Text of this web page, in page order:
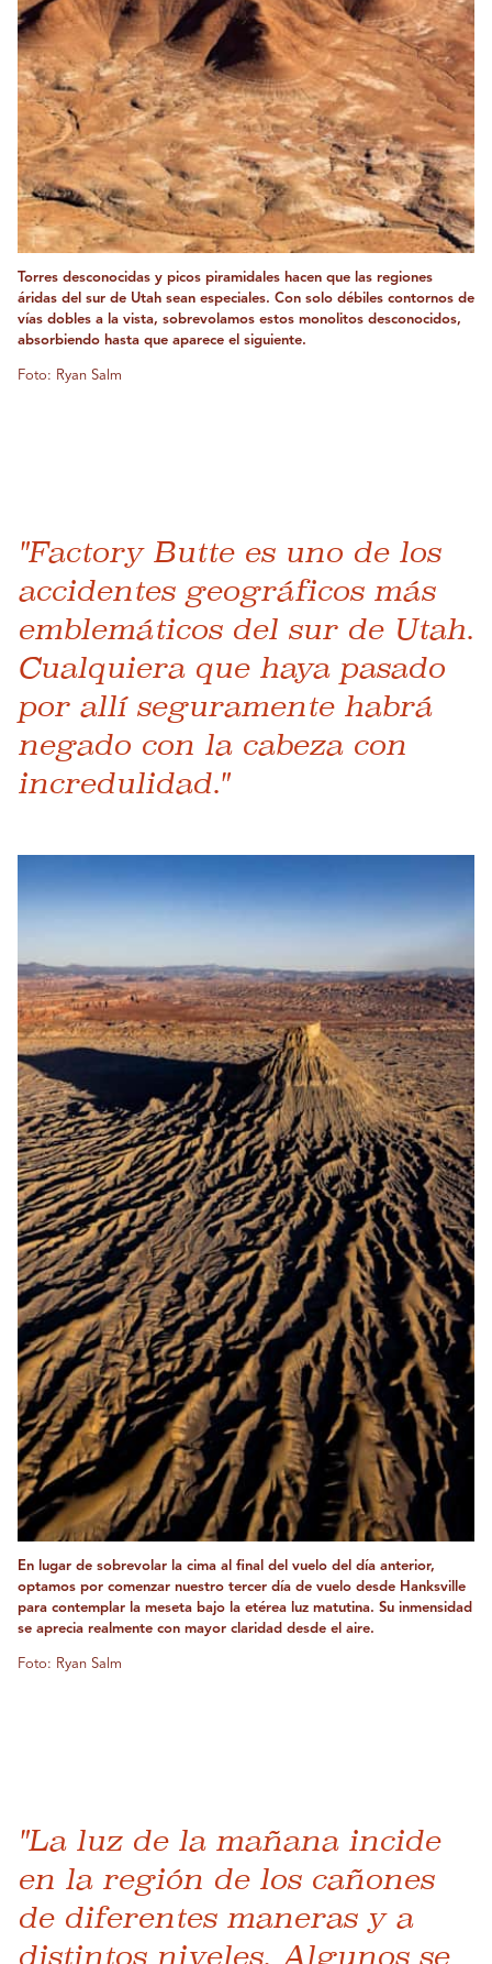
Torres desconocidas y picos piramidales hacen que las regiones
áridas del sur de Utah sean especiales. Con solo débiles contornos de
vías dobles a la vista, sobrevolamos estos monolitos desconocidos,
absorbiendo hasta que aparece el siguiente.
Foto: Ryan Salm
"Factory Butte es uno de los
accidentes geográficos más
emblemáticos del sur de Utah.
Cualquiera que haya pasado
por allí seguramente habrá
negado con la cabeza con
incredulidad."
En lugar de sobrevolar la cima al final del vuelo del día anterior,
optamos por comenzar nuestro tercer día de vuelo desde Hanksville
para contemplar la meseta bajo la etérea luz matutina. Su inmensidad
se aprecia realmente con mayor claridad desde el aire.
Foto: Ryan Salm
"La luz de la mañana incide
en la región de los cañones
de diferentes maneras y a
distintos niveles. Algunos se